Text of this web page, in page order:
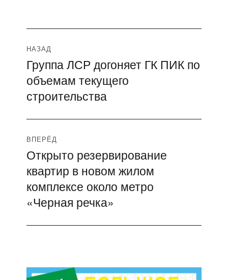
Навигация
по
записям
НАЗАД
Предыдущая
запись:
Группа ЛСР догоняет ГК ПИК по
объемам текущего
строительства
ВПЕРЁД
Следующая
запись:
Открыто резервирование
квартир в новом жилом
комплексе около метро
«Черная речка»